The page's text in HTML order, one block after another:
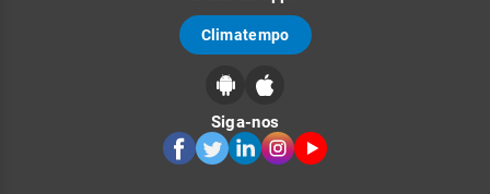
Climatempo
Siga-nos